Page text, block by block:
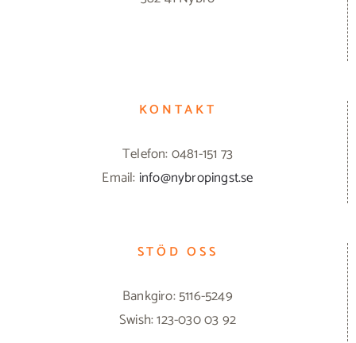
KONTAKT
Telefon: 0481-151 73
Email: info@nybropingst.se
STÖD OSS
Bankgiro: 5116-5249
Swish: 123-030 03 92